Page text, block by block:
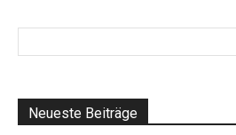
Neueste Beiträge